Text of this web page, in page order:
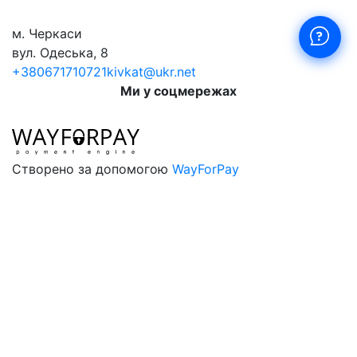
м. Черкаси
вул. Одеська, 8
+380671710721kivkat@ukr.net
Ми у соцмережах
Створено за допомогою WayForPay